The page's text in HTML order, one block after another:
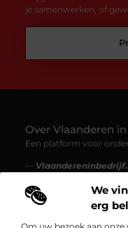
We
erg
je samenwerken, of
Over Vlaanderen
Een platform voor
—
Van starters tot
boeiende content over